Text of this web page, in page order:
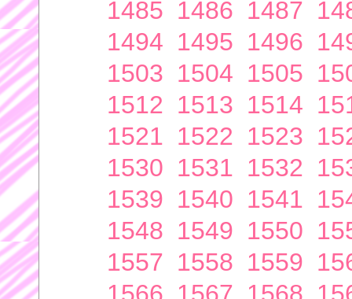
1485 1486 1487
1494 1495 1496
1503 1504 1505
1512 1513 1514
1521 1522 1523
1530 1531 1532
1539 1540 1541
1548 1549 1550
1557 1558 1559